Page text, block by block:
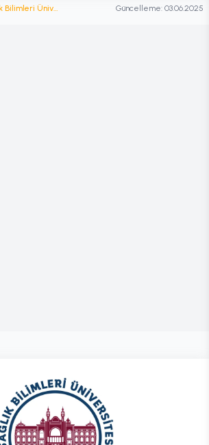
Sağlık Bilimleri Üniversitesi Güncelleme: 03.06.2025